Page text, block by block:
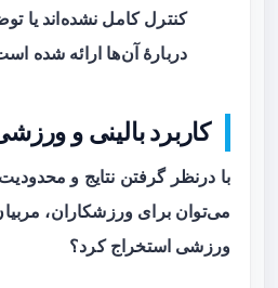
کنترل کامل نشده‌اند یا
دربارهٔ آن‌ها ارائه شده
کاربرد بالینی و
با درنظر گرفتن نتایج و
می‌توان برای ورزشکاران،
ورزشی استخراج کرد؟